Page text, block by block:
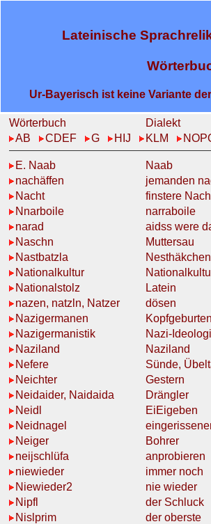
Lateinische
Ur-Bayerisch ist keine Variante
Wörterbuch Dialekt
AB
CDEF G HIJ KLM
E. Naab Naab
nachäffen
jemanden
Nacht
finstere
Nnarboile
narraboile
narad
aidss were
Naschn
Muttersau
Nastbatzla
Nesthäkchen
Nationalkultur
Nationalstolz
Latein
nazen, natzln, Natzer
dösen
Nazigermanen
Kopfgeburten
Nazigermanistik
Nazi-
Naziland
Naziland
Nefere
Sünde,
Neichter
Gestern
Neidaider, Naidaida
Drängler
Neidl
EiEigeben
Neidnagel
Neiger
Bohrer
neijschlüfa
anprobieren
niewieder
immer noch
Niewieder2
nie wieder
Nipfl
der Schluck
Nislprim
der oberste